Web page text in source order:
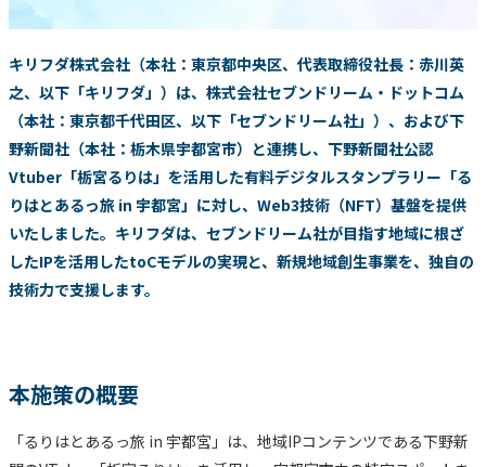
キリフダ株式会社（本社：東京都中央区、代表取締役社長：赤川英
之、以下「キリフダ」）は、株式会社セブンドリーム・ドットコム
（本社：東京都千代田区、以下「セブンドリーム社」）、および下
野新聞社（本社：栃木県宇都宮市）と連携し、下野新聞社公認
Vtuber「栃宮るりは」を活用した有料デジタルスタンプラリー「る
りはとあるっ旅 in 宇都宮」に対し、Web3技術（NFT）基盤を提供
いたしました。キリフダは、セブンドリーム社が目指す地域に根ざ
したIPを活用したtoCモデルの実現と、新規地域創生事業を、独自の
技術力で支援します。
本施策の概要
「るりはとあるっ旅 in 宇都宮」は、地域IPコンテンツである下野新